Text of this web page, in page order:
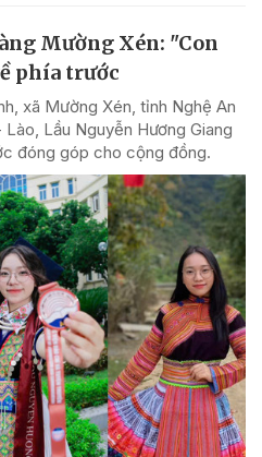
Mường Xén: "Con
phía trước
xã Mường Xén, tỉnh Nghệ An
Lầu Nguyễn Hương Giang
đóng góp cho cộng đồng.